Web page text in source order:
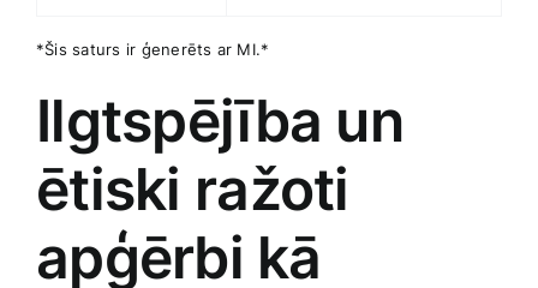
*Šis saturs ir ģenerēts ar MI.*
Ilgtspējība un
ētiski ražoti
apģērbi ⁢kā